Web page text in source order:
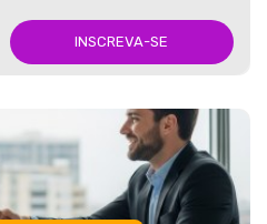
INSCREVA-SE